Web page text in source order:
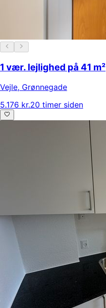
1 vær. lejlighed på 41 m²
Vejle, Grønnegade
5.176 kr.20 timer siden